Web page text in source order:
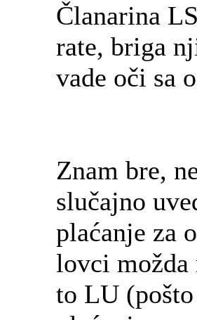
Članarina
rate, briga
vade oči sa
Znam bre,
slučajno
plaćanje za
lovci
to LU